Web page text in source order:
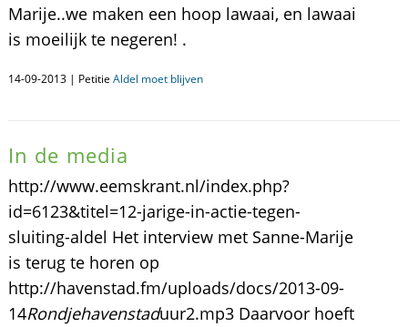
Marije..we maken een hoop lawaai, en lawaai
is moeilijk te negeren! .
14-09-2013 | Petitie Aldel moet blijven
In de media
http://www.eemskrant.nl/index.php?
id=6123&titel=12-jarige-in-actie-tegen-
sluiting-aldel Het interview met Sanne-Marije
is terug te horen op
http://havenstad.fm/uploads/docs/2013-09-
14Rondjehavenstaduur2.mp3 Daarvoor hoeft